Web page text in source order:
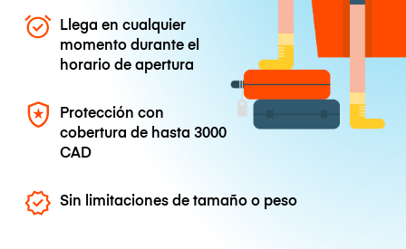
Llega en cualquier
momento durante el
horario de apertura
Protección con
cobertura de hasta3000
CAD
Sin limitaciones de tamaño o peso